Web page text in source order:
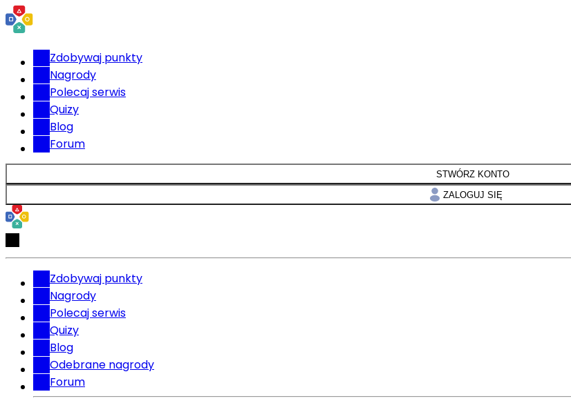
Zdobywaj punkty
Nagrody
Polecaj serwis
Quizy
Blog
Forum
STWÓRZ KONTO
ZALOGUJ SIĘ
Zdobywaj punkty
Nagrody
Polecaj serwis
Quizy
Blog
Odebrane nagrody
Forum